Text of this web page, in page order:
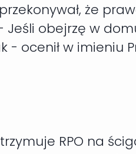
że
Jeśli obejrzę w
- ocenił w imieniu
RPO na